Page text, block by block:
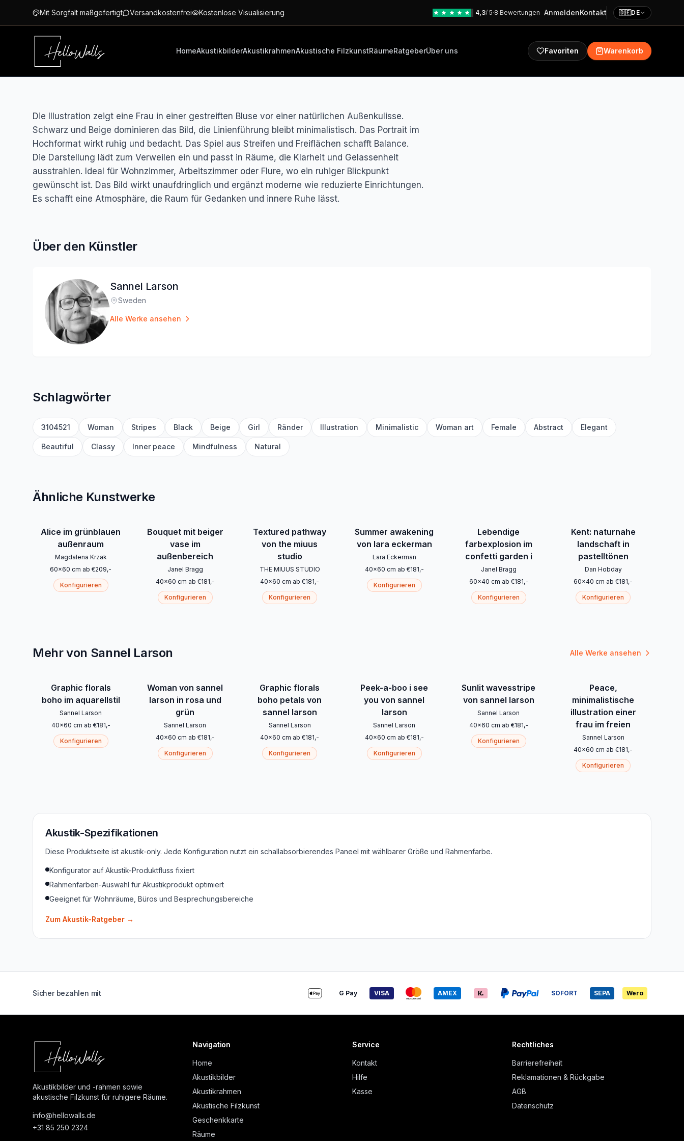
Mit Sorgfalt maßgefertigt Versandkostenfrei Kostenlose Visualisierung 4,3/ 5·8 Bewertungen AnmeldenKontakt 🇩🇪DE
HomeAkustikbilderAkustikrahmenAkustische FilzkunstRäumeRatgeberÜber uns Favoriten Warenkorb
Die Illustration zeigt eine Frau in einer gestreiften Bluse vor einer natürlichen Außenkulisse.
Schwarz und Beige dominieren das Bild, die Linienführung bleibt minimalistisch. Das Portrait im
Hochformat wirkt ruhig und bedacht. Das Spiel aus Streifen und Freiflächen schafft Balance.
Die Darstellung lädt zum Verweilen ein und passt in Räume, die Klarheit und Gelassenheit
ausstrahlen. Ideal für Wohnzimmer, Arbeitszimmer oder Flure, wo ein ruhiger Blickpunkt
gewünscht ist. Das Bild wirkt unaufdringlich und ergänzt moderne wie reduzierte Einrichtungen.
Es schafft eine Atmosphäre, die Raum für Gedanken und innere Ruhe lässt.
Über den Künstler
Sannel Larson
Standort:
Sweden
Alle Werke ansehen
Schlagwörter
3104521 Woman Stripes Black Beige Girl Ränder Illustration Minimalistic Woman art Female Abstract Elegant
Beautiful Classy Inner peace Mindfulness Natural
Ähnliche Kunstwerke
Alice im grünblauen
außenraum
Magdalena Krzak
60x60 cm ab €209,-
Konfigurieren
Bouquet mit beiger
vase im
außenbereich
Janel Bragg
40x60 cm ab €181,-
Konfigurieren
Textured pathway
von the miuus
studio
THE MIUUS STUDIO
40x60 cm ab €181,-
Konfigurieren
Summer awakening
von lara eckerman
Lara Eckerman
40x60 cm ab €181,-
Konfigurieren
Lebendige
farbexplosion im
confetti garden i
Janel Bragg
60x40 cm ab €181,-
Konfigurieren
Kent: naturnahe
landschaft in
pastelltönen
Dan Hobday
60x40 cm ab €181,-
Konfigurieren
Mehr von Sannel Larson Alle Werke ansehen
Graphic florals
boho im aquarellstil
Sannel Larson
40x60 cm ab €181,-
Konfigurieren
Woman von sannel
larson in rosa und
grün
Sannel Larson
40x60 cm ab €181,-
Konfigurieren
Graphic florals
boho petals von
sannel larson
Sannel Larson
40x60 cm ab €181,-
Konfigurieren
Peek-a-boo i see
you von sannel
larson
Sannel Larson
40x60 cm ab €181,-
Konfigurieren
Sunlit wavesstripe
von sannel larson
Sannel Larson
40x60 cm ab €181,-
Konfigurieren
Peace,
minimalistische
illustration einer
frau im freien
Sannel Larson
40x60 cm ab €181,-
Konfigurieren
Akustik-Spezifikationen
Diese Produktseite ist akustik-only. Jede Konfiguration nutzt ein schallabsorbierendes Paneel mit wählbarer Größe und Rahmenfarbe.
Konfigurator auf Akustik-Produktfluss fixiert
Rahmenfarben-Auswahl für Akustikprodukt optimiert
Geeignet für Wohnräume, Büros und Besprechungsbereiche
Zum Akustik-Ratgeber →
Sicher bezahlen mit G Pay VISA AMEX SOFORT SEPA Wero
Akustikbilder und -rahmen sowie
akustische Filzkunst für ruhigere Räume.
info@hellowalls.de
+31 85 250 2324
Navigation
Home
Akustikbilder
Akustikrahmen
Akustische Filzkunst
Geschenkkarte
Räume
Service
Kontakt
Hilfe
Kasse
Rechtliches
Barrierefreiheit
Reklamationen & Rückgabe
AGB
Datenschutz